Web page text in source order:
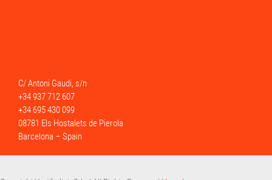
C/ Antoni Gaudi, s/n
+34 937 712 607
+34 695 430 099
08781 Els Hostalets de Pierola
Barcelona – Spain